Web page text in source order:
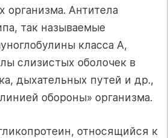
организма. Антитела
так называемые
класса А,
слизистых оболочек в
дыхательных путей и др.,
обороны» организма.
относящийся к